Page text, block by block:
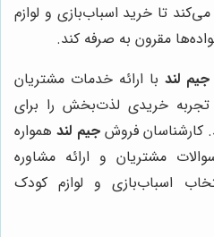
تا خرید اسباب‌بازی و لوازم
مقرون به صرفه کند.
جیم لند با ارائه خدمات مشتریان
تجربه خریدی لذت‌بخش را برای
کارشناسان فروشجیم لندهمواره
مشتریان و ارائه مشاوره
اسباب‌بازی و لوازم کودک